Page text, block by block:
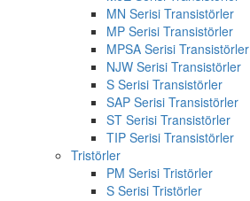
MN Serisi Transistörler
MP Serisi Transistörler
MPSA Serisi Transistörler
NJW Serisi Transistörler
S Serisi Transistörler
SAP Serisi Transistörler
ST Serisi Transistörler
TIP Serisi Transistörler
Tristörler
PM Serisi Tristörler
S Serisi Tristörler